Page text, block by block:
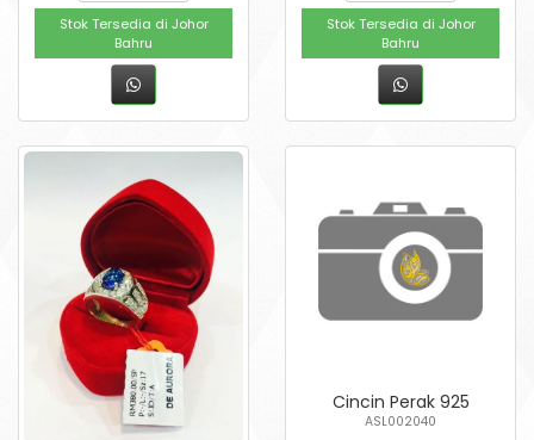
Stok Tersedia di Johor
Bahru
Stok Tersedia di Johor
Bahru
Cincin Perak 925
ASL002040